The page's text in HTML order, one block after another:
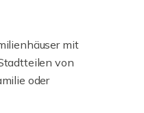
mit
von
oder